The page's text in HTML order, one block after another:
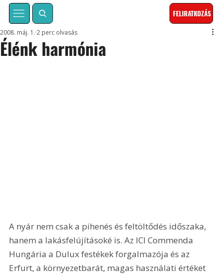
FELIRATKOZÁS
Élénk harmónia
2008. máj. 1. 2 perc olvasás
A nyár nem csak a pihenés és feltöltődés időszaka,
hanem a lakásfelújításoké is. Az ICI Commenda
Hungária a Dulux festékek forgalmazója és az
Erfurt, a környezetbarát, magas használati értéket